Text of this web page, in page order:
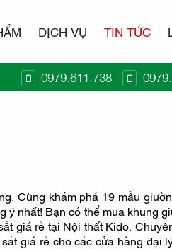
DỊCH VỤ TIN TỨC
0979.611.738
Cùng khám phá 19 mẫu
ý nhất! Bạn có thể mua khung
giá rẻ tại Nội thất Kido.
giá rẻ cho các cửa hàng đại